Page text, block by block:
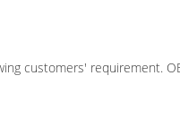
customers' requirement.